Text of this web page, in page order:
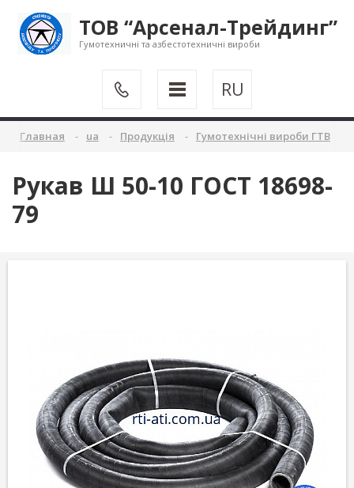
ТОВ “Арсенал-Трейдинг”
Гумотехничні та азбестотехничні вироби
RU
Главная ua Продукція Гумотехнічні вироби ГТВ
Рукав Ш 50-10 ГОСТ 18698-
79